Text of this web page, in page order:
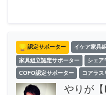
認定サポーター イケア家具
家具組立認定サポーター シェア
COFO認定サポーター コアラス
やりが【